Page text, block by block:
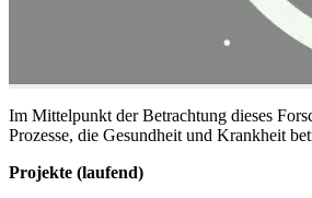
Im Mittelpunkt der Betrachtung dieses
Prozesse, die Gesundheit und Krankheit
Projekte (laufend)